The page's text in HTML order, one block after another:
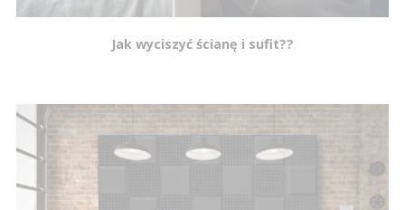
Jak wyciszyć ścianę i sufit??